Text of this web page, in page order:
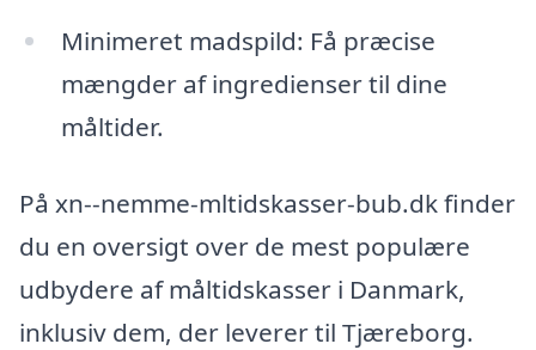
Minimeret madspild: Få præcise
mængder af ingredienser til dine
måltider.
På xn--nemme-mltidskasser-bub.dk finder
du en oversigt over de mest populære
udbydere af måltidskasser i Danmark,
inklusiv dem, der leverer til Tjæreborg.